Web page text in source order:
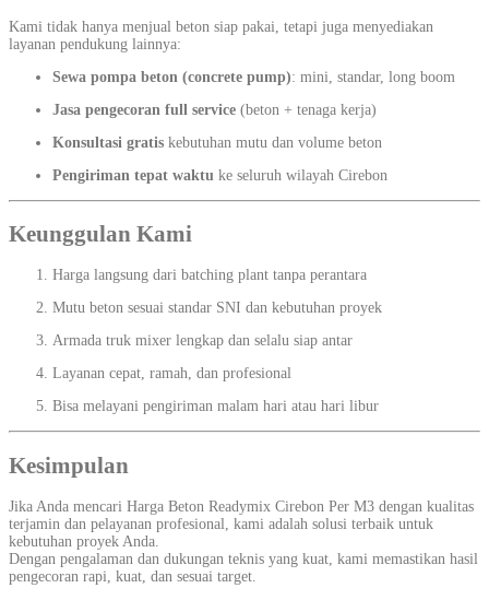
Kami tidak hanya menjual beton siap pakai, tetapi juga menyediakan
layanan pendukung lainnya:
Sewa pompa beton (concrete pump): mini, standar, long boom
Jasa pengecoran full service (beton + tenaga kerja)
Konsultasi gratis kebutuhan mutu dan volume beton
Pengiriman tepat waktu ke seluruh wilayah Cirebon
Keunggulan Kami
Harga langsung dari batching plant tanpa perantara
Mutu beton sesuai standar SNI dan kebutuhan proyek
Armada truk mixer lengkap dan selalu siap antar
Layanan cepat, ramah, dan profesional
Bisa melayani pengiriman malam hari atau hari libur
Kesimpulan
Jika Anda mencari Harga Beton Readymix Cirebon Per M3 dengan kualitas
terjamin dan pelayanan profesional, kami adalah solusi terbaik untuk
kebutuhan proyek Anda.
Dengan pengalaman dan dukungan teknis yang kuat, kami memastikan hasil
pengecoran rapi, kuat, dan sesuai target.